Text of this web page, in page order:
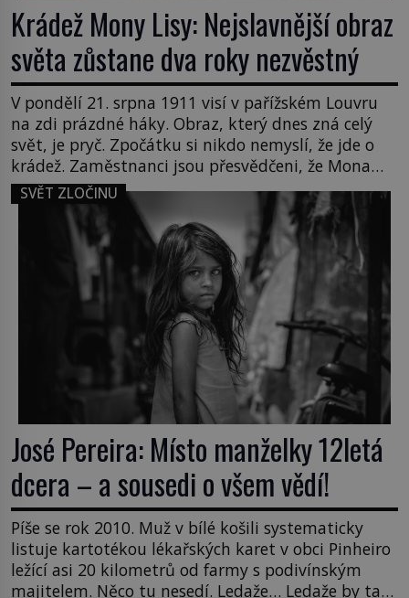
Krádež Mony Lisy: Nejslavnější obraz
světa zůstane dva roky nezvěstný
V pondělí 21. srpna 1911 visí v pařížském Louvru
na zdi prázdné háky. Obraz, který dnes zná celý
svět, je pryč. Zpočátku si nikdo nemyslí, že jde o
krádež. Zaměstnanci jsou přesvědčeni, že Mona
Lisa je jen v restaurátorské dílně nebo u fotografa.
Když se ukáže pravda, propukne jeden z největších
honů na zloděje v […]
SVĚT ZLOČINU
José Pereira: Místo manželky 12letá
dcera – a sousedi o všem vědí!
Píše se rok 2010. Muž v bílé košili systematicky
listuje kartotékou lékařských karet v obci Pinheiro
ležící asi 20 kilometrů od farmy s podivínským
majitelem. Něco tu nesedí. Ledaže… Ledaže by ta